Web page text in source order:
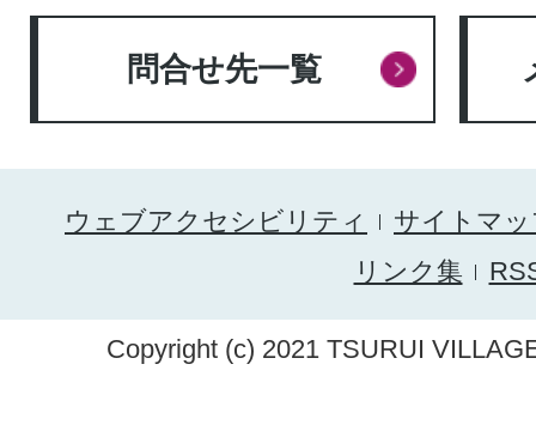
問合せ先一覧
ウェブアクセシビリティ
サイトマ
リンク集
Copyright (c) 2021 TSURUI